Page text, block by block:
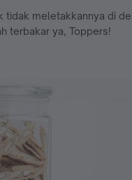
tidak meletakkannya di
terbakar ya, Toppers!